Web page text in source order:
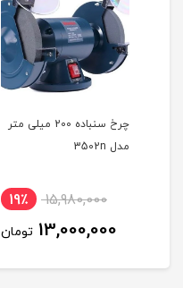
چرخ سنباده 200 میلی متر
مدل 3502n
15,980,000 19٪
13,000,000 تومان